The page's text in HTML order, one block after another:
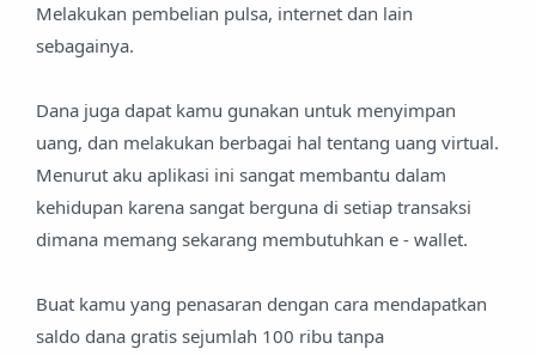
Melakukan pembelian pulsa, internet dan lain
sebagainya.
Dana juga dapat kamu gunakan untuk menyimpan
uang, dan melakukan berbagai hal tentang uang virtual.
Menurut aku aplikasi ini sangat membantu dalam
kehidupan karena sangat berguna di setiap transaksi
dimana memang sekarang membutuhkan e - wallet.
Buat kamu yang penasaran dengan cara mendapatkan
saldo dana gratis sejumlah 100 ribu tanpa